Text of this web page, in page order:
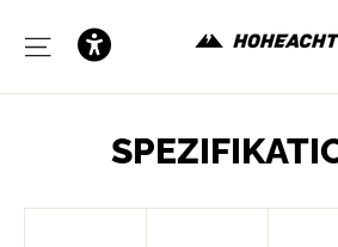
contentSITE NAVIGATION